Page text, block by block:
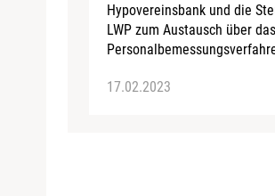
Hypovereinsbank und die
LWP zum Austausch über
17.02.2023